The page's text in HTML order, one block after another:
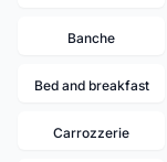
Banche
Bed and breakfast
Carrozzerie